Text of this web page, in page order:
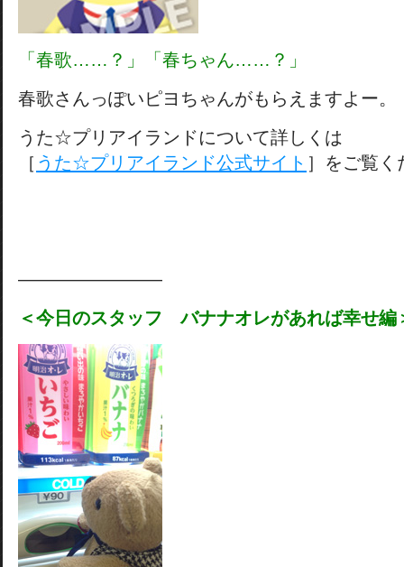
「春歌……？」「春ちゃん……？」
春歌さんっぽいピヨちゃんがもらえますよー。
うた☆プリアイランドについて詳しくは
［ うた☆プリアイランド公式サイト ］をご覧く
————————
＜今日のスタッフ バナナオレがあれば幸せ編